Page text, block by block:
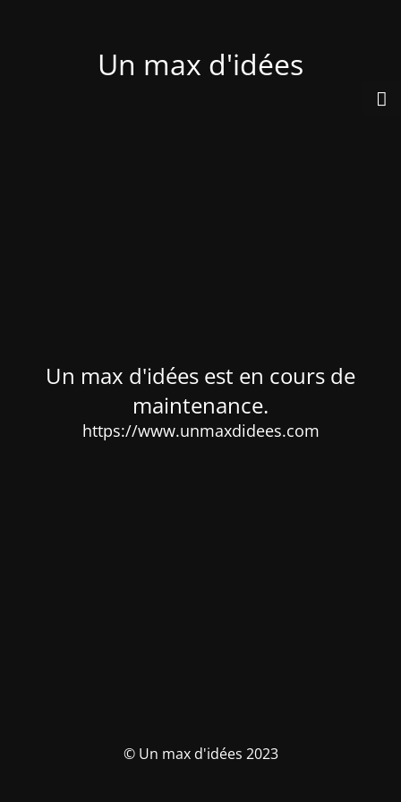
Un max d'idées
Un max d'idées est en cours de
maintenance.
https://www.unmaxdidees.com
© Un max d'idées 2023